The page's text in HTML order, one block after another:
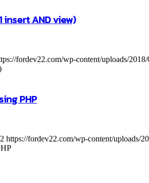
insert AND view)
fordev22.com/wp-content/uploads/
PHP
https://fordev22.com/wp-content/uploads/